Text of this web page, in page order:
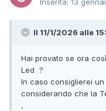
Il 11/1/2026 alle
Hai provato se ora
Led ?
In caso consiglierei
considerando che la
,